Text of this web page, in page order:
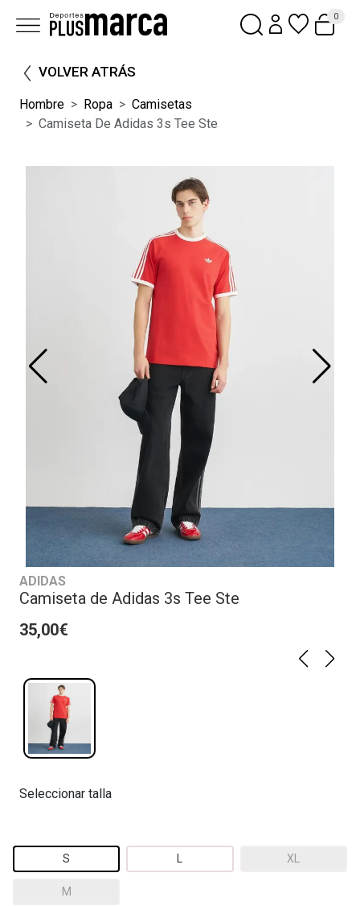
0
VOLVER ATRÁS
Hombre Ropa
Camisetas
Camiseta De Adidas 3s Tee Ste
ADIDAS
Camiseta de Adidas 3s Tee Ste
35,00€
Seleccionar talla
S XL
M